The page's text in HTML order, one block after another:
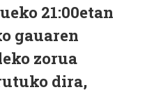
21:00etan
gauaren
zorua
dira,